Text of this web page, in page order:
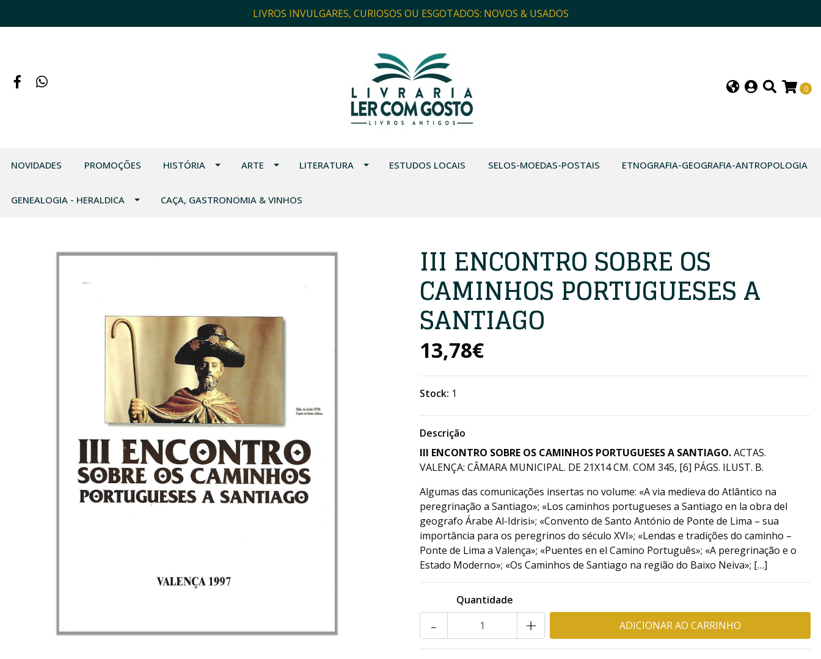
LIVROS INVULGARES, CURIOSOS OU ESGOTADOS: NOVOS & USADOS
0
NOVIDADES PROMOÇÕES HISTÓRIA ARTE LITERATURA ESTUDOS LOCAIS SELOS-MOEDAS-POSTAIS ETNOGRAFIA-GEOGRAFIA-ANTROPOLOGIA
GENEALOGIA - HERALDICA CAÇA, GASTRONOMIA & VINHOS
III ENCONTRO SOBRE OS
CAMINHOS PORTUGUESES A
SANTIAGO
13,78€
Stock: 1
Descrição
III ENCONTRO SOBRE OS CAMINHOS PORTUGUESES A SANTIAGO.ACTAS.
VALENÇA: CÂMARA MUNICIPAL. DE 21X14 CM. COM 345, [6] PÁGS. ILUST. B.
Algumas das comunicações insertas no volume: «A via medieva do Atlântico na
peregrinação a Santiago»; «Los caminhos portugueses a Santiago en la obra del
geografo Árabe Al-Idrisi»; «Convento de Santo António de Ponte de Lima – sua
importância para os peregrinos do século XVI»; «Lendas e tradições do caminho –
Ponte de Lima a Valença»; «Puentes en el Camino Português»; «A peregrinação e o
Estado Moderno»; «Os Caminhos de Santiago na região do Baixo Neiva»; […]
Quantidade
+
-